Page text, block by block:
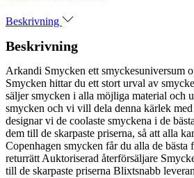
Beskrivning
Beskrivning
Arkandi Smycken ett smyckesuniversum
Smycken hittar du ett stort urval av
säljer smycken i alla möjliga material och
smycken och vi vill dela denna kärlek
designar vi de coolaste smyckena i de
dem till de skarpaste priserna, så att alla
Copenhagen smycken får du alla de bästa
returrätt Auktoriserad återförsäljare
till de skarpaste priserna Blixtsnabb